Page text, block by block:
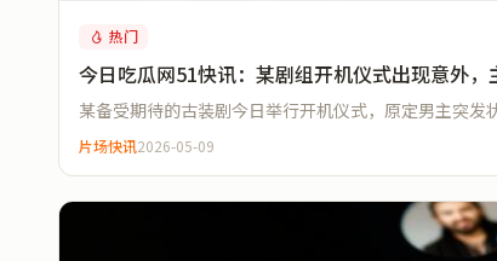
热门
今日吃瓜网51快讯：某剧组开机仪式出现意外，
某备受期待的古装剧今日举行开机仪式，原定男主突发
片场快讯2026-05-09